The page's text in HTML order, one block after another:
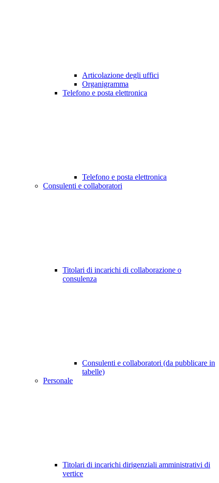
Articolazione degli uffici
Organigramma
Telefono e posta elettronica
Telefono e posta elettronica
Consulenti e collaboratori
Titolari di incarichi di collaborazione o
consulenza
Consulenti e collaboratori (da pubblicare in
tabelle)
Personale
Titolari di incarichi dirigenziali amministrativi di
vertice